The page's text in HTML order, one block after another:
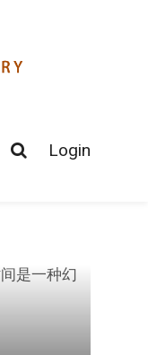
Login